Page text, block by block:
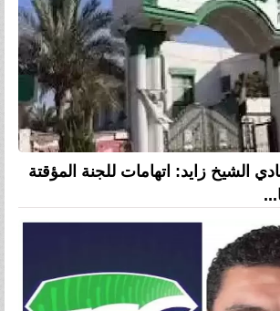
الشيخ زايد: اتهامات للجنة المؤقتة